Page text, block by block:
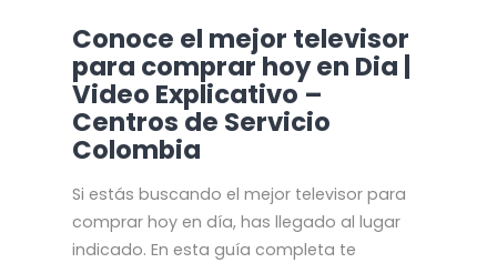
Conoce el mejor televisor
para comprar hoy en Dia |
Video Explicativo –
Centros de Servicio
Colombia
Si estás buscando el mejor televisor para
comprar hoy en día, has llegado al lugar
indicado. En esta guía completa te